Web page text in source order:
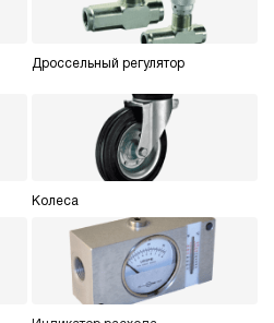
Дроссельный регулятор
Колеса